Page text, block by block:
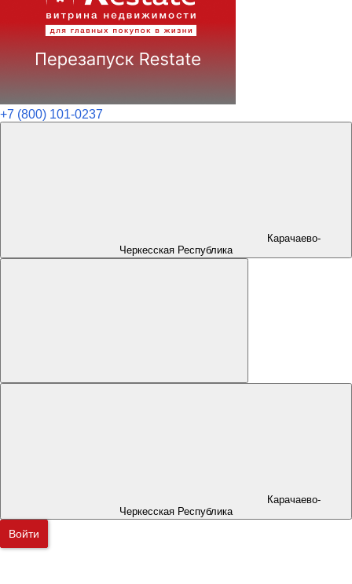
+7 (800) 101-0237
Карачаево-
Черкесская Республика
Карачаево-
Черкесская Республика
Войти